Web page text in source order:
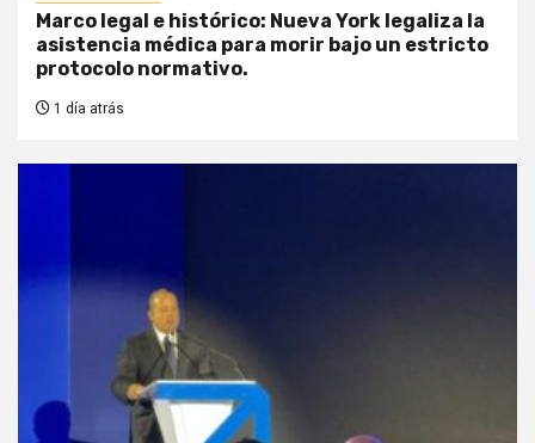
Marco legal e histórico: Nueva York legaliza la
asistencia médica para morir bajo un estricto
protocolo normativo.
1 día atrás